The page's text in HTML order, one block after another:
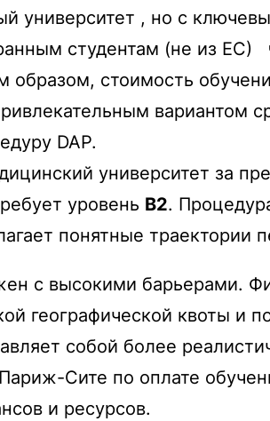
университет , но с
студентам (не из ЕС)
стоимость
вариантом
DAP.
университет за
уровень B2.
понятные траектории
с высокими барьерами.
географической квоты и
собой более
Сите по оплате
и ресурсов.